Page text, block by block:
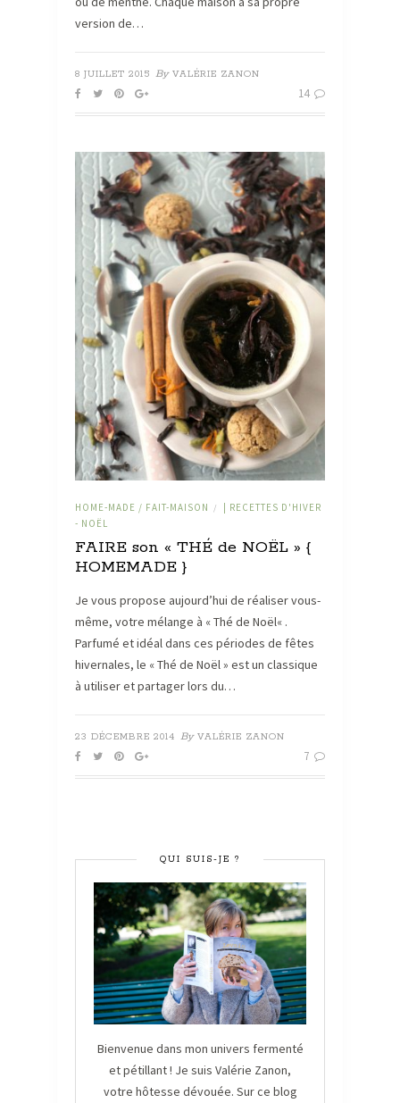
version de…
8 JUILLET 2015 By VALÉRIE ZANON
14
HOME-MADE / FAIT-MAISON /
| RECETTES D'HIVER
- NOËL
FAIRE son « THÉ de NOËL » {
HOMEMADE }
Je vous propose aujourd’hui de réaliser vous-
même, votre mélange à « Thé de Noël« .
Parfumé et idéal dans ces périodes de fêtes
hivernales, le « Thé de Noël » est un classique
à utiliser et partager lors du…
23 DÉCEMBRE 2014 By VALÉRIE ZANON
7
QUI SUIS-JE ?
Bienvenue dans mon univers fermenté
et pétillant ! Je suis Valérie Zanon,
votre hôtesse dévouée. Sur ce blog